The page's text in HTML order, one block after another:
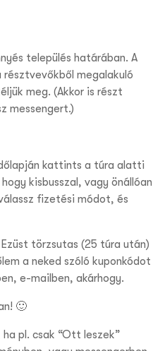
település határában. A
megalakuló
meg. (Akkor is részt
messengert.)
kattints a túra alatti
kisbusszal, vagy önállóan
fizetési módot, és
törzsutas (25 túra után)
a neked szóló kuponkódot
e-mailben, akárhogy.
🙂
pl. csak “Ott leszek”